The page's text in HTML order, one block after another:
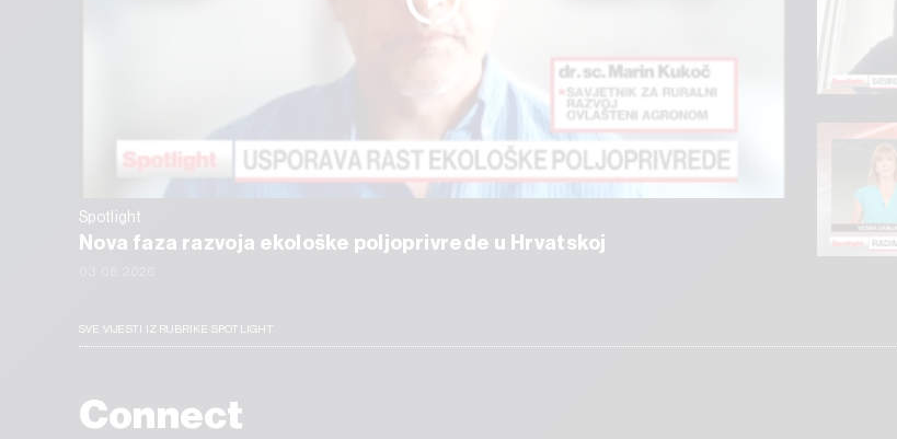
Spotlight
Nova faza razvoja ekološke poljoprivrede u Hrvatskoj
SVE VIJESTI IZ RUBRIKE SPOTLIGHT
Connect